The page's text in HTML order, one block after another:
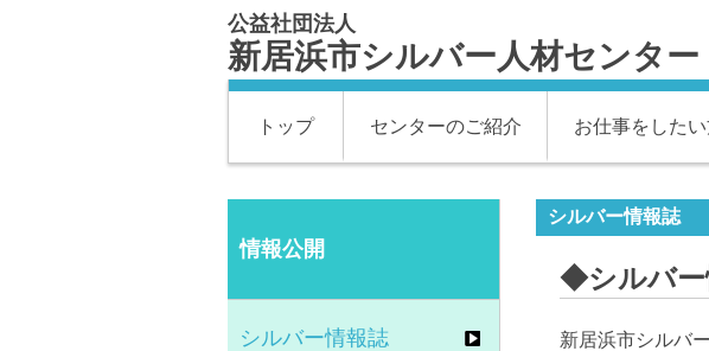
公益社団法人
新居浜市シルバー人材センター
トップ センターのご紹介 お仕事をした
シルバー情報誌
◆シルバ
新居浜市シルバ
情報公開
シルバー情報誌